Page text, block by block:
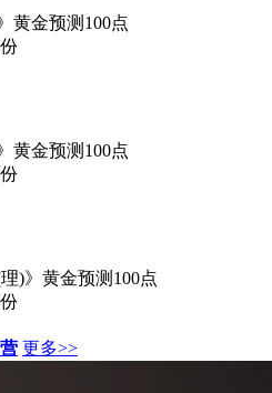
黄金预测100点
份
黄金预测100点
份
)》黄金预测100点
份
更多>>